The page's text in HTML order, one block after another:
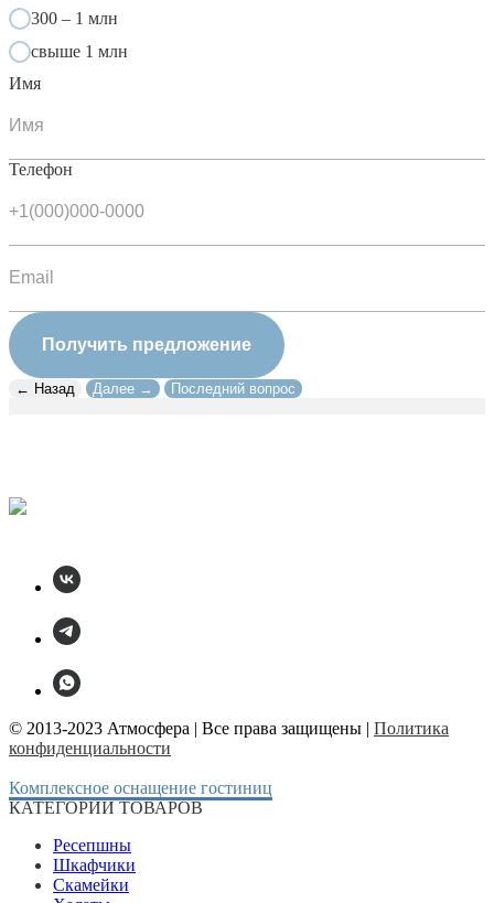
300 – 1 млн
свыше 1 млн
Имя
Телефон
Получить предложение
← Назад Далее → Последний вопрос
© 2013-2023 Атмосфера | Все права защищены | Политика
конфиденциальности
Комплексное оснащение гостиниц
КАТЕГОРИИ ТОВАРОВ
Ресепшны
Шкафчики
Скамейки